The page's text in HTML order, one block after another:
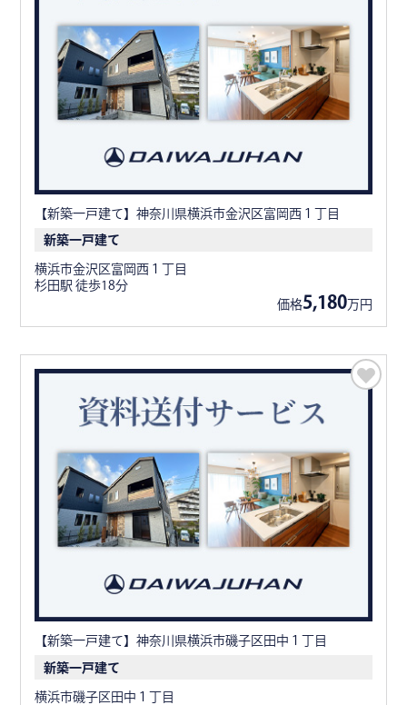
【新築一戸建て】神奈川県横浜市金沢区富岡西１丁目
新築一戸建て
横浜市金沢区富岡西１丁目
杉田駅 徒歩18分
価格5,180万円
【新築一戸建て】神奈川県横浜市磯子区田中１丁目
新築一戸建て
横浜市磯子区田中１丁目